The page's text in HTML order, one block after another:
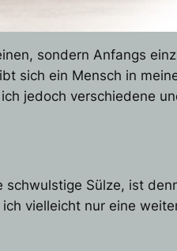
sondern Anfangs
sich ein Mensch in
jedoch verschiedene
Sülze, ist
vielleicht nur eine